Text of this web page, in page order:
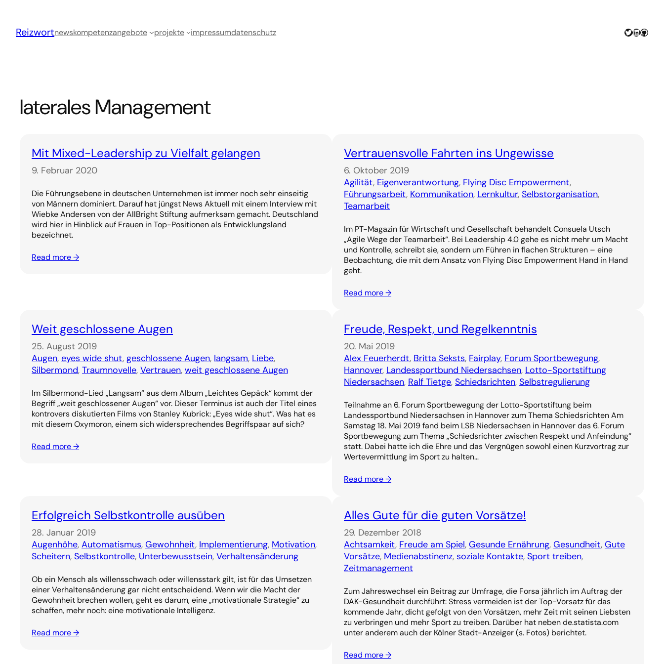
springen
Reizwortnewskompetenzangebote projekte impressumdatenschutz Twitter
LinkedIn
laterales Management
Mit Mixed-Leadership zu Vielfalt gelangen
9. Februar 2020
Die Führungsebene in deutschen Unternehmen ist immer noch sehr einseitig
von Männern dominiert. Darauf hat jüngst News Aktuell mit einem Interview mit
Wiebke Andersen von der AllBright Stiftung aufmerksam gemacht. Deutschland
wird hier in Hinblick auf Frauen in Top-Positionen als Entwicklungsland
bezeichnet.
Read more →
Vertrauensvolle Fahrten ins Ungewisse
6. Oktober 2019
Agilität, Eigenverantwortung, Flying Disc Empowerment
Führungsarbeit, Kommunikation, Lernkultur, Selbstorganisation
Teamarbeit
Im PT-Magazin für Wirtschaft und Gesellschaft behandelt Consuela Utsch
„Agile Wege der Teamarbeit“. Bei Leadership 4.0 gehe es nicht mehr um Macht
und Kontrolle, schreibt sie, sondern um Führen in flachen Strukturen – eine
Beobachtung, die mit dem Ansatz von Flying Disc Empowerment Hand in Hand
geht.
Read more →
Weit geschlossene Augen
25. August 2019
Augen, eyes wide shut, geschlossene Augen, langsam, Liebe
Silbermond, Traumnovelle, Vertrauen, weit geschlossene Augen
Im Silbermond-Lied „Langsam“ aus dem Album „Leichtes Gepäck“ kommt der
Begriff „weit geschlossener Augen“ vor. Dieser Terminus ist auch der Titel eines
kontrovers diskutierten Films von Stanley Kubrick: „Eyes wide shut“. Was hat es
mit diesem Oxymoron, einem sich widersprechendes Begriffspaar auf sich?
Read more →
Freude, Respekt, und Regelkenntnis
20. Mai 2019
Alex Feuerherdt, Britta Seksts, Fairplay, Forum Sportbewegung
Hannover, Landessportbund Niedersachsen, Lotto-Sportstiftung
Niedersachsen, Ralf Tietge, Schiedsrichten, Selbstregulierung
Teilnahme an 6. Forum Sportbewegung der Lotto-Sportstiftung beim
Landessportbund Niedersachsen in Hannover zum Thema Schiedsrichten Am
Samstag 18. Mai 2019 fand beim LSB Niedersachsen in Hannover das 6. Forum
Sportbewegung zum Thema „Schiedsrichter zwischen Respekt und Anfeindung“
statt. Dabei hatte ich die Ehre und das Vergnügen sowohl einen Kurzvortrag zur
Wertevermittlung im Sport zu halten…
Read more →
Erfolgreich Selbstkontrolle ausüben
28. Januar 2019
Augenhöhe, Automatismus, Gewohnheit, Implementierung, Motivation
Scheitern, Selbstkontrolle, Unterbewusstsein, Verhaltensänderung
Ob ein Mensch als willensschwach oder willensstark gilt, ist für das Umsetzen
einer Verhaltensänderung gar nicht entscheidend. Wenn wir die Macht der
Gewohnheit brechen wollen, geht es darum, eine „motivationale Strategie“ zu
schaffen, mehr noch: eine motivationale Intelligenz.
Read more →
Alles Gute für die guten Vorsätze!
29. Dezember 2018
Achtsamkeit, Freude am Spiel, Gesunde Ernährung, Gesundheit, Gute
Vorsätze, Medienabstinenz, soziale Kontakte, Sport treiben
Zeitmanagement
Zum Jahreswechsel ein Beitrag zur Umfrage, die Forsa jährlich im Auftrag der
DAK-Gesundheit durchführt: Stress vermeiden ist der Top-Vorsatz für das
kommende Jahr, dicht gefolgt von den Vorsätzen, mehr Zeit mit seinen Liebsten
zu verbringen und mehr Sport zu treiben. Darüber hat neben de.statista.com
unter anderem auch der Kölner Stadt-Anzeiger (s. Fotos) berichtet.
Read more →